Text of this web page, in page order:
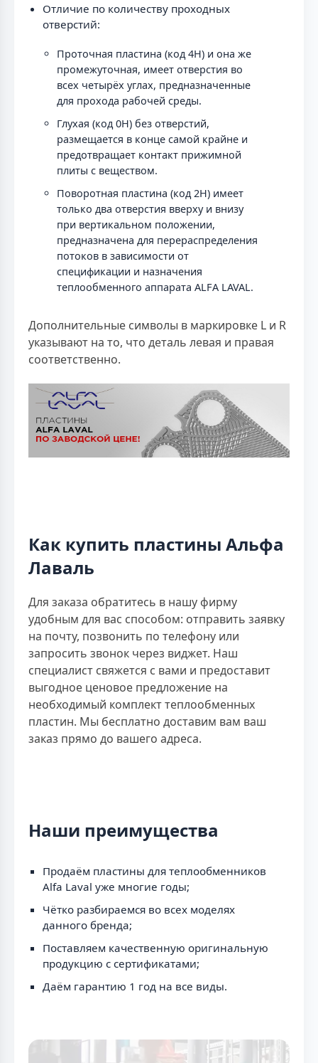
Отличие по количеству проходных
отверстий:
Проточная пластина (код 4H) и она же
промежуточная, имеет отверстия во
всех четырёх углах, предназначенные
для прохода рабочей среды.
Глухая (код 0H) без отверстий,
размещается в конце самой крайне и
предотвращает контакт прижимной
плиты с веществом.
Поворотная пластина (код 2H) имеет
только два отверстия вверху и внизу
при вертикальном положении,
предназначена для перераспределения
потоков в зависимости от
спецификации и назначения
теплообменного аппарата ALFA LAVAL.
Дополнительные символы в маркировке L и R
указывают на то, что деталь левая и правая
соответственно.
Как купить пластины Альфа
Лаваль
Для заказа обратитесь в нашу фирму
удобным для вас способом: отправить заявку
на почту, позвонить по телефону или
запросить звонок через виджет. Наш
специалист свяжется с вами и предоставит
выгодное ценовое предложение на
необходимый комплект теплообменных
пластин. Мы бесплатно доставим вам ваш
заказ прямо до вашего адреса.
Наши преимущества
Продаём пластины для теплообменников
Alfa Laval уже многие годы;
Чётко разбираемся во всех моделях
данного бренда;
Поставляем качественную оригинальную
продукцию с сертификатами;
Даём гарантию 1 год на все виды.